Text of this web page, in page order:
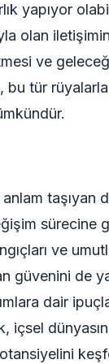
yapıyor
olan
ve
bu tür
taşıyan
sürecine
ve
güvenini de
dair
içsel